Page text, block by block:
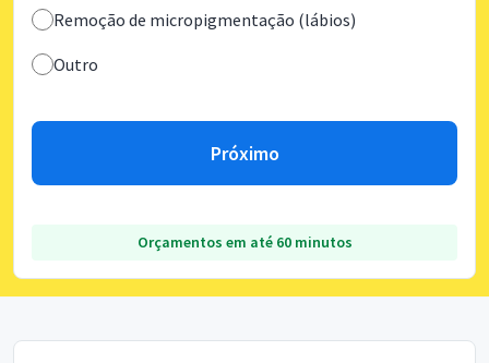
Remoção de micropigmentação (lábios)
Outro
Próximo
Orçamentos em até 60 minutos